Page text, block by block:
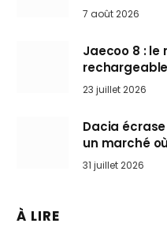
Mini
7 août 2026
Jaecoo 8 : le
rechargeable
arrive en
23 juillet 2026
Dacia
un marché
31 juillet 2026
À LIRE